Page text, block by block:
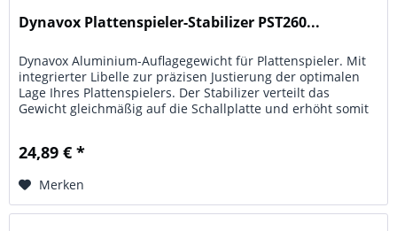
Dynavox Plattenspieler-Stabilizer PST260...
Dynavox Aluminium-Auflagegewicht für Plattenspieler. Mit
integrierter Libelle zur präzisen Justierung der optimalen
Lage Ihres Plattenspielers. Der Stabilizer verteilt das
Gewicht gleichmäßig auf die Schallplatte und erhöht somit
24,89 € *
Merken